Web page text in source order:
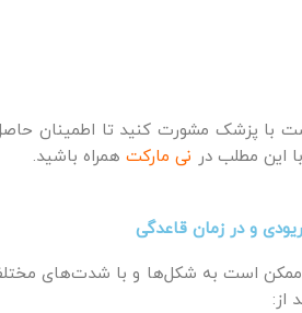
با پزشک مشورت کنید تا اطمینان حاصل
این مطلب در نی مارکت همراه باشید.
و در زمان قاعدگی
ممکن است به شکل‌ها و با شدت‌های مختلفی
از: